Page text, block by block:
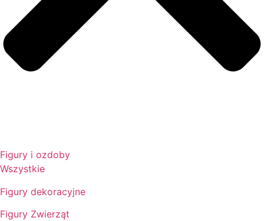
Figury i ozdoby
Wszystkie
Figury dekoracyjne
Figury Zwierząt